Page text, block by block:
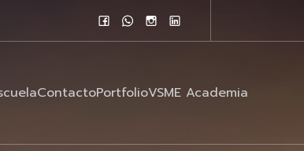
ContactoPortfolioVSME Academia